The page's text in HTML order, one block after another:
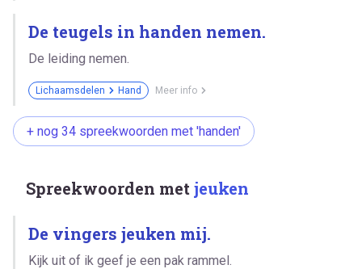
De teugels in handen nemen.
De leiding nemen.
Lichaamsdelen Hand Meer info
+ nog 34 spreekwoorden met 'handen'
Spreekwoorden met jeuken
De vingers jeuken mij.
Kijk uit of ik geef je een pak rammel.